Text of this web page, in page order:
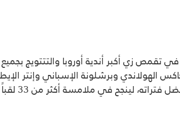
تقمص زي أكبر أندية أوروبا والتتتويج
الهولاندي وبرشلونة الإسباني وإنتر